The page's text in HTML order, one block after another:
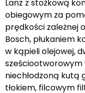
Lanz z stożkową
obiegowym za
prędkości zależnej
Bosch, płukaniem
w kąpieli olejowej,
sześciootworowym
niechłodzoną kutą
tłokiem, filcowym